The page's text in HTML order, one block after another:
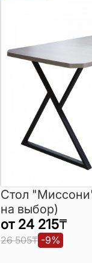
Стол
на выбор)
от 24 215₸
26 505₸ -9%